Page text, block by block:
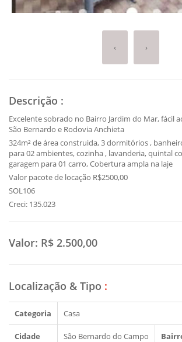
‹ ›
Descrição :
Excelente sobrado no Bairro Jardim do Mar, fácil
São Bernardo e Rodovia Anchieta
324m² de área construida, 3 dormitórios ,
para 02 ambientes, cozinha , lavanderia, quintal
garagem para 01 carro, Cobertura ampla na laje
Valor pacote de locação R$2500,00
SOL106
Creci: 135.023
Valor: R$ 2.500,00
Localização & Tipo :
Categoria Casa
Cidade São Bernardo do Campo